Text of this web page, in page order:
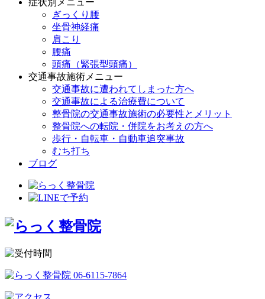
症状別メニュー
ぎっくり腰
坐骨神経痛
肩こり
腰痛
頭痛（緊張型頭痛）
交通事故施術メニュー
交通事故に遭われてしまった方へ
交通事故による治療費について
整骨院の交通事故施術の必要性とメリット
整骨院への転院・併院をお考えの方へ
歩行・自転車・自動車追突事故
むち打ち
ブログ